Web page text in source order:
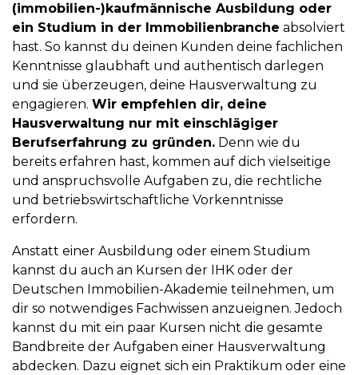
(immobilien-)kaufmännische Ausbildung oder
ein Studium in der Immobilienbranche absolviert
hast. So kannst du deinen Kunden deine fachlichen
Kenntnisse glaubhaft und authentisch darlegen
und sie überzeugen, deine Hausverwaltung zu
engagieren. Wir empfehlen dir, deine
Hausverwaltung nur mit einschlägiger
Berufserfahrung zu gründen. Denn wie du
bereits erfahren hast, kommen auf dich vielseitige
und anspruchsvolle Aufgaben zu, die rechtliche
und betriebswirtschaftliche Vorkenntnisse
erfordern.
Anstatt einer Ausbildung oder einem Studium
kannst du auch an Kursen der IHK oder der
Deutschen Immobilien-Akademie teilnehmen, um
dir so notwendiges Fachwissen anzueignen. Jedoch
kannst du mit ein paar Kursen nicht die gesamte
Bandbreite der Aufgaben einer Hausverwaltung
abdecken. Dazu eignet sich ein Praktikum oder eine